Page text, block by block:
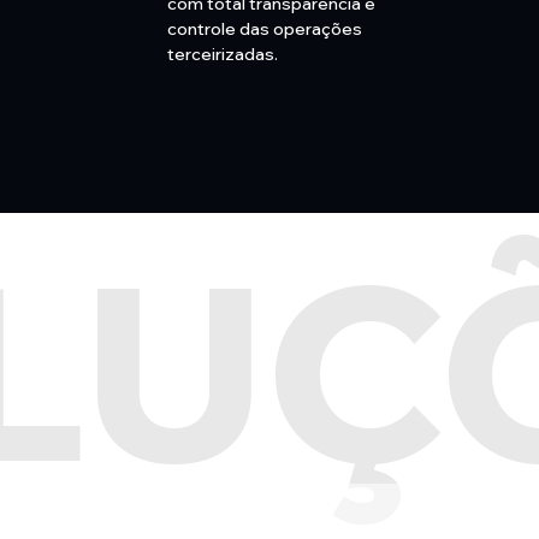
controle das operações
terceirizadas.